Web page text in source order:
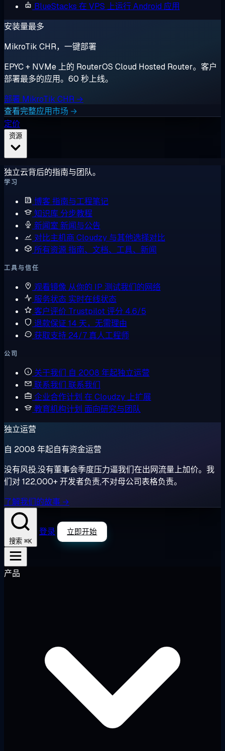
BlueStacks 在 VPS 上运行 Android 应用
安装量最多
MikroTik CHR，一键部署
EPYC + NVMe 上的 RouterOS Cloud Hosted Router。客户
部署最多的应用。60 秒上线。
部署 MikroTik CHR →
查看完整应用市场 →
定价
独立云背后的指南与团队。
学习
博客指南与工程笔记
知识库 分步教程
新闻室 新闻与公告
对比主机商 Cloudzy 与其他选择对比
所有资源指南、文档、工具、新闻
工具与信任
观看镜像 从你的 IP 测试我们的网络
服务状态 实时在线状态
客户评价 Trustpilot 评分 4.6/5
退款保证 14 天，无需理由
获取支持 24/7 真人工程师
公司
关于我们 自 2008 年起独立运营
联系我们 联系我们
企业合作计划 在 Cloudzy 上扩展
教育机构计划 面向研究与团队
独立运营
自 2008 年起自有资金运营
没有风投,没有董事会季度压力逼我们在出网流量上加价。我
们对 122,000+ 开发者负责,不对母公司表格负责。
了解我们的故事 →
搜索 ⌘K
登录 立即开始
产品